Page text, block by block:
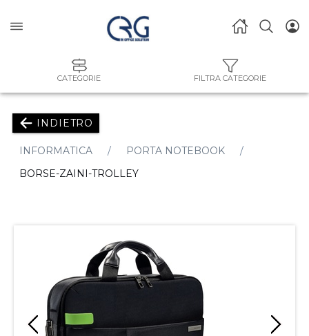
CATEGORIE FILTRA CATEGORIE
INDIETRO
INFORMATICA
PORTA NOTEBOOK
BORSE-ZAINI-TROLLEY